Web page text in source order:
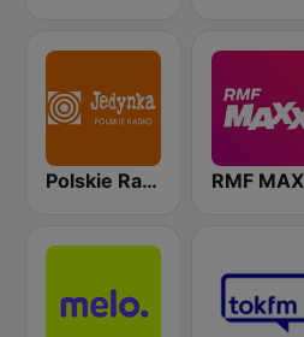
Polskie Radio Program I (PR1) Jedynka